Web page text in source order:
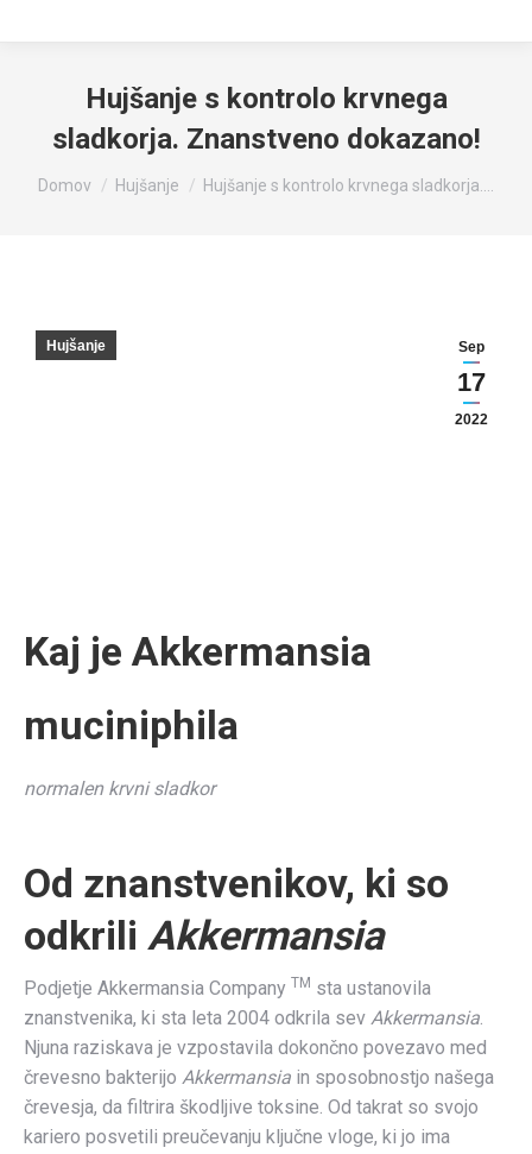
Hujšanje s kontrolo krvnega
sladkorja. Znanstveno dokazano!
You are here:
Domov Hujšanje Hujšanje s kontrolo krvnega sladkorja.…
Sep
17
2022
Hujšanje
Kaj je Akkermansia
muciniphila
normalen krvni sladkor
Od znanstvenikov, ki so
odkrili Akkermansia
Podjetje Akkermansia Company TM sta ustanovila
znanstvenika, ki sta leta 2004 odkrila sev Akkermansia.
Njuna raziskava je vzpostavila dokončno povezavo med
črevesno bakterijo Akkermansia in sposobnostjo našega
črevesja, da filtrira škodljive toksine. Od takrat so svojo
kariero posvetili preučevanju ključne vloge, ki jo ima